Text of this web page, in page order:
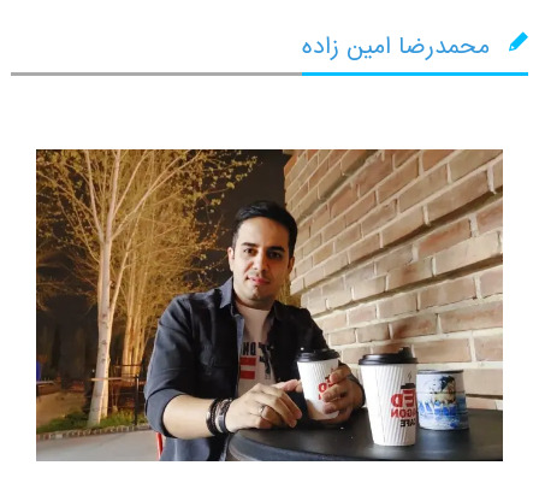
محمدرضا امین زاده